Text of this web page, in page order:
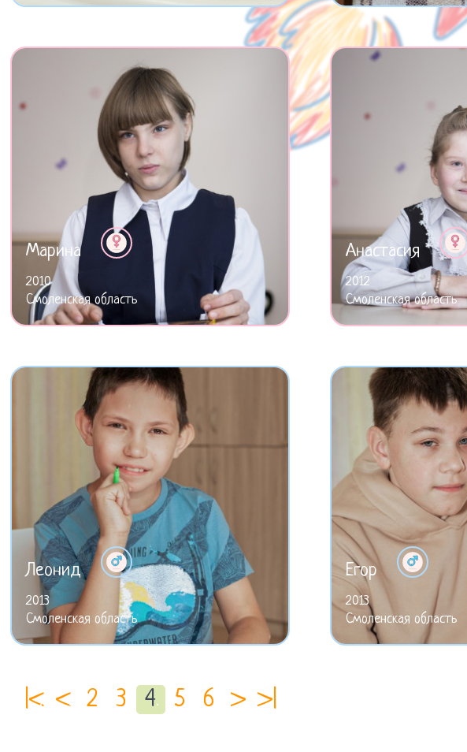
Марина
2010
Смоленская область
Анастасия
2012
Смоленская область
Леонид
2013
Смоленская область
Егор
2013
Смоленская область
|< < 2 3 4 5 6 > >|